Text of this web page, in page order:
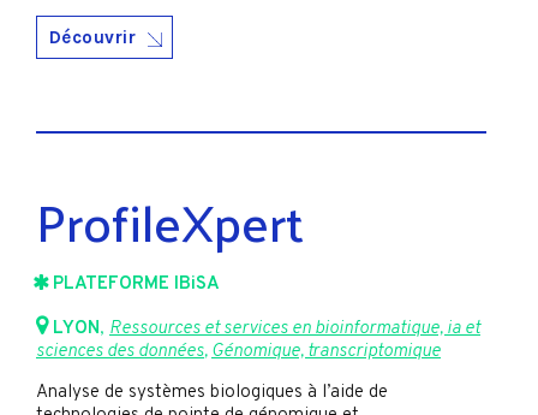
Découvrir
ProfileXpert
PLATEFORME IBiSA
LYON, Ressources et services en bioinformatique, ia et
sciences des données, Génomique, transcriptomique
Analyse de systèmes biologiques à l’aide de